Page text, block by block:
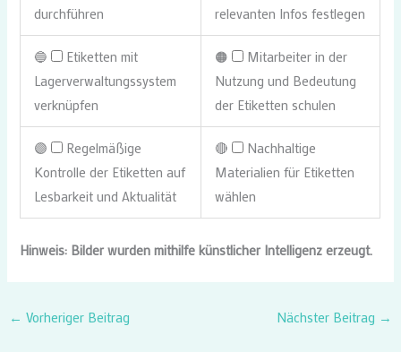
durchführen
relevanten Infos festlegen
🔵
Etiketten mit
Lagerverwaltungssystem
verknüpfen
🟠
Mitarbeiter in der
Nutzung und Bedeutung
der Etiketten schulen
🟣
Regelmäßige
Kontrolle der Etiketten auf
Lesbarkeit und Aktualität
🔴
Nachhaltige
Materialien für Etiketten
wählen
Hinweis: Bilder wurden mithilfe künstlicher Intelligenz erzeugt.
← Vorheriger Beitrag Nächster Beitrag →